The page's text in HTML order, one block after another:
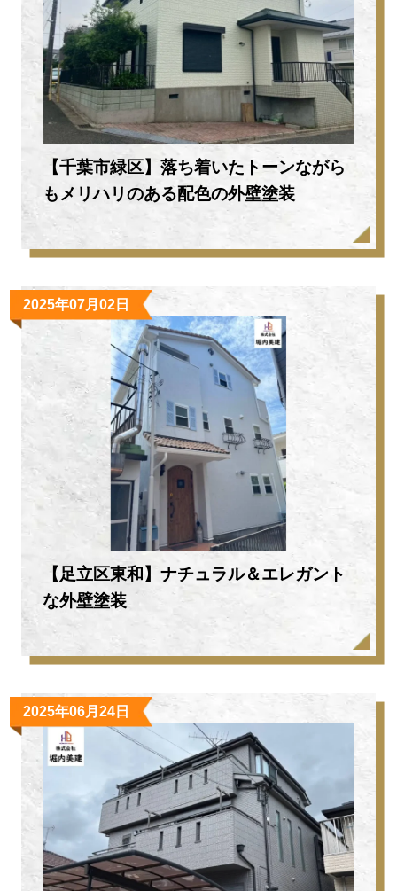
【千葉市緑区】落ち着いたトーンながら
もメリハリのある配色の外壁塗装
2025年07月02日
【足立区東和】ナチュラル＆エレガント
な外壁塗装
2025年06月24日